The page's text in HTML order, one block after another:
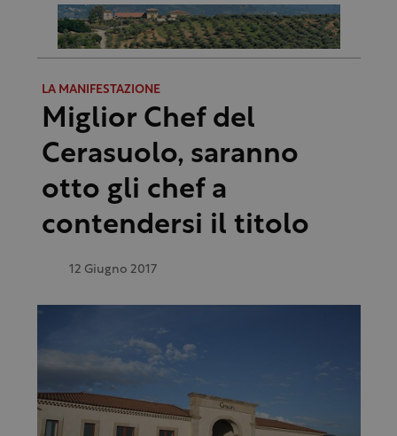
LA MANIFESTAZIONE
Miglior Chef del
Cerasuolo, saranno
otto gli chef a
contendersi il titolo
12 Giugno 2017